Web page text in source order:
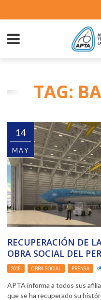
TAG:
14
MAY
RECUPERACIÓN DE
OBRA SOCIAL DEL
AERONÁUTICO EN
2015 OBRA SOCIAL PRENSA
APTA informa a todos sus
que se ha recuperado su